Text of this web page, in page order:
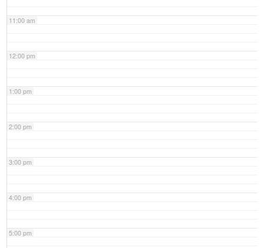
11:00 am
12:00 pm
1:00 pm
2:00 pm
3:00 pm
4:00 pm
5:00 pm